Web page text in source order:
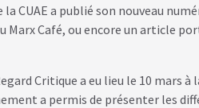
CUAE a publié son nouveau
Marx Café, ou encore un article
Critique a eu lieu le 10 mars
a permis de présenter les